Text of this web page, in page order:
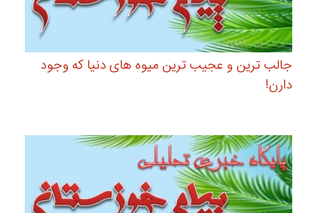
جالب ترین و عجیب ترین میوه های دنیا که وجود
دارن!